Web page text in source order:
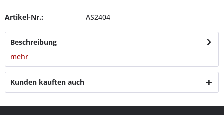
Artikel-Nr.: AS2404
Beschreibung
mehr
Kunden kauften auch